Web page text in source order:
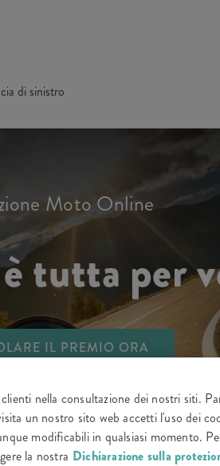
di sinistro
Moto Online
tutta per
IL PREMIO ORA
nella consultazione dei nostri siti.
un nostro sito web accetti l'uso dei
modificabili in qualsiasi momento.
la nostra Dichiarazione sulla